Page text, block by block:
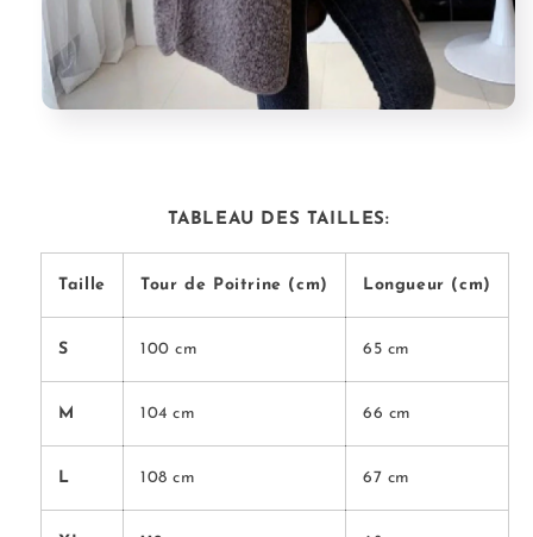
TABLEAU DES TAILLES:
Taille Tour de Poitrine (cm) Longueur (cm)
S 100 cm 65 cm
M 104 cm 66 cm
L 108 cm 67 cm